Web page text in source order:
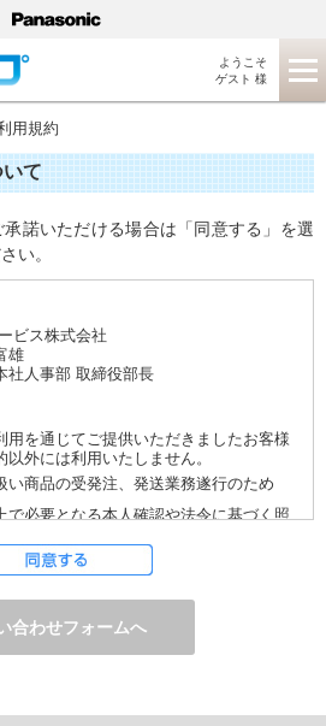
ようこそ
ゲスト 様
用規約
て
諾いただける場合は「同意する」を選
い。
ビス株式会社
雄
社人事部 取締役部長
用を通じてご提供いただきましたお客様
外には利用いたしません。
い商品の受発注、発送業務遂行のため
で必要となる本人確認や法令に基づく照
ーム上でご希望の方のみに、下記サービ
トメールなどによる情報のご提供
野
家電製品、住まいづくり(新築・リフォー